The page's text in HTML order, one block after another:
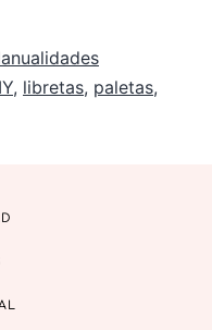
, libretas, paletas,